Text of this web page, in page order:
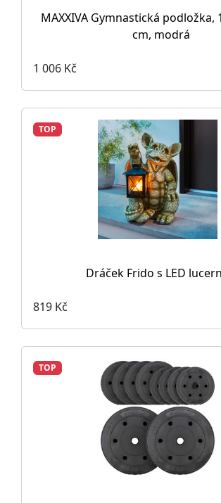
MAXXIVA Gymnastická podložka,
cm, modrá
1 006 Kč
TOP
Dráček Frido s LED
819 Kč
TOP